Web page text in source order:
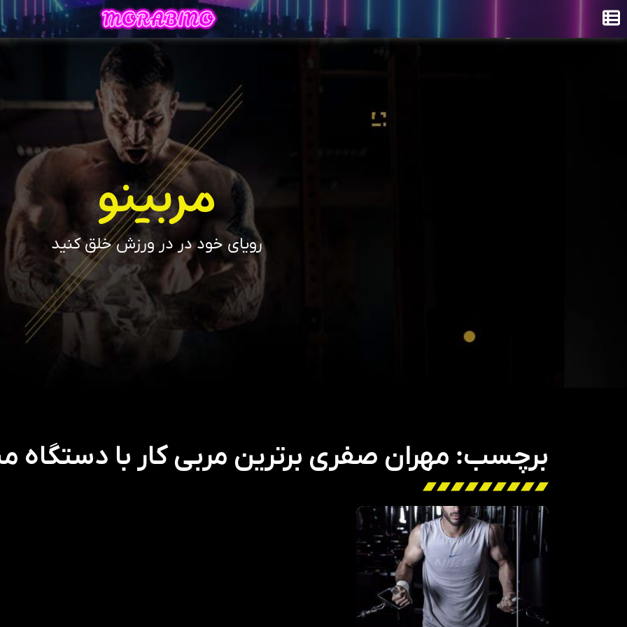
مربینو
رویای خود در در ورزش خلق کنید
برچسب: مهران صفری برترین مربی کار با دستگاه